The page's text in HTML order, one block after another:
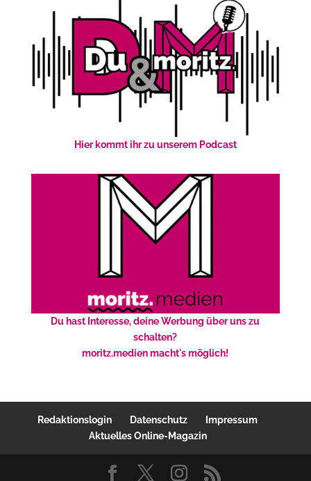
Hier kommt ihr zu unserem Podcast
Du hast Interesse, deine Werbung über uns zu
schalten?
moritz.medien macht's möglich!
Redaktionslogin Datenschutz
Impressum
Aktuelles Online-Magazin